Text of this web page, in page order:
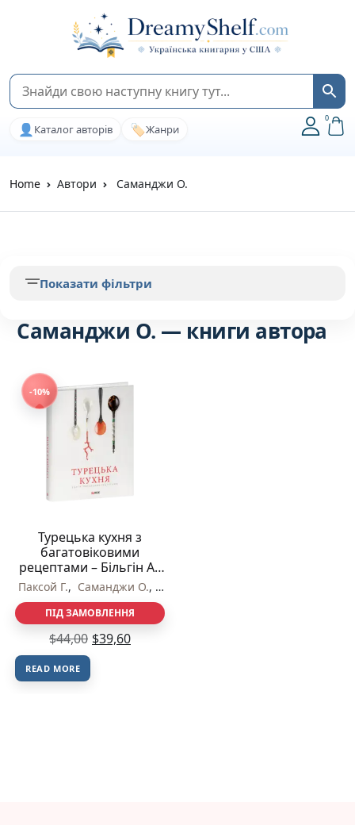
👤 Каталог авторів 🏷️Жанри
0
Home Автори Саманджи О.
Саманджи О. — книги автора
-10%
Турецька кухня з
багатовіковими
рецептами – Більгін А.,
Кут Г., Паксой
Г., Саманджи О. – Фоліо
Паксой Г., Саманджи О., Більгін А.
ПІД ЗАМОВЛЕННЯ
$44,00 $39,60
READ MORE
Показати фільтри